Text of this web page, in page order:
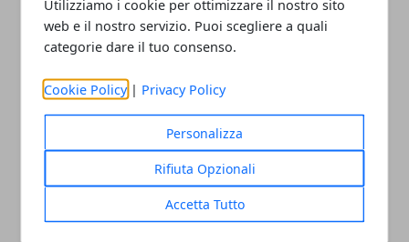
Utilizziamo i cookie per ottimizzare il nostro sito
web e il nostro servizio. Puoi scegliere a quali
categorie dare il tuo consenso.
Cookie Policy | Privacy Policy
Personalizza
Rifiuta Opzionali
Accetta Tutto
Streaming
Android
Musica
MacBook
FaceBook
Google Maps
Console
Cellulari